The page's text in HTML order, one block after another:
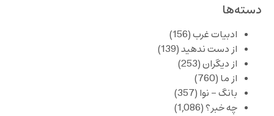
دسته‌ها
ادبیات غرب(156)
از دست ندهید(139)
از دیگران(253)
از ما (760)
بانگ – نوا (357)
چه خبر؟(1,086)